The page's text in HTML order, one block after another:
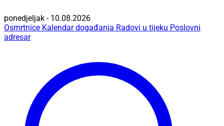
ponedjeljak - 10.08.2026
Osmrtnice Kalendar događanja Radovi u tijeku Poslovni
adresar